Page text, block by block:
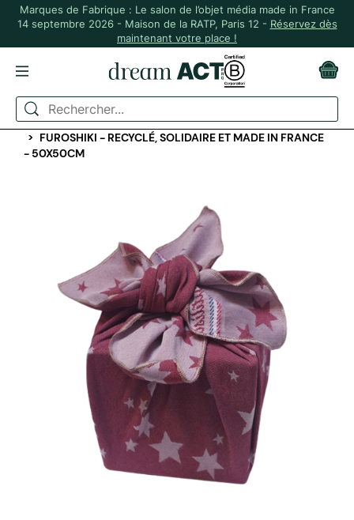
Marques de Fabrique : Le salon de l’objet média made in France
14 septembre 2026 - Maison de la RATP, Paris 12 - Réservez dès
maintenant votre place !
ACCUEIL
ZÉRO DÉCHET
EMBALLAGE CADEAU RÉUTILISABLE
FUROSHIKI - RECYCLÉ, SOLIDAIRE ET MADE IN FRANCE
- 50X50CM